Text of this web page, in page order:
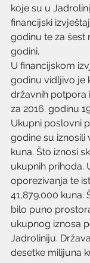
koje su u
financijski
godinu te za šest
godini.
U financijskom
godinu vidljivo je
državnih potpora
za 2016. godinu
Ukupni poslovni
godine su iznosili
kuna. Što iznosi
ukupnih prihoda.
oporezivanja te
41,879.000 kuna.
bilo puno
ukupnog iznosa
Jadroliniju.
desetke milijuna